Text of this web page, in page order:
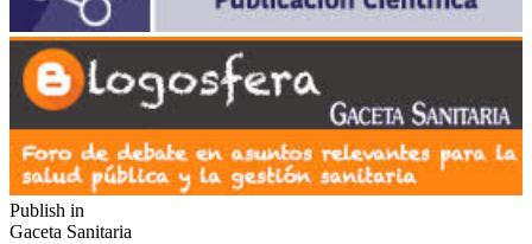
Publish in
Gaceta Sanitaria